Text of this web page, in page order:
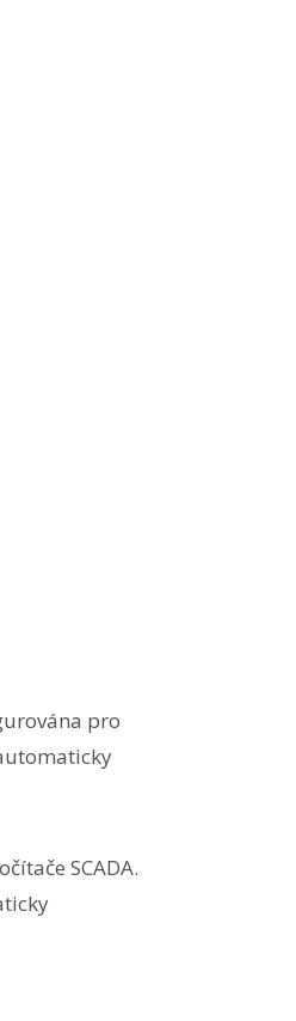
pro
SCADA.